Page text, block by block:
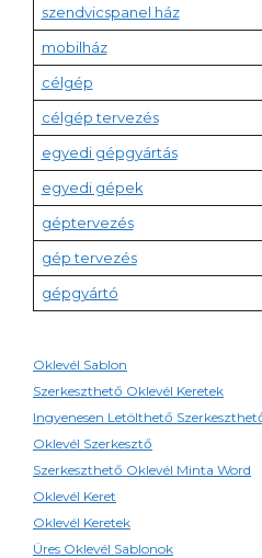
szendvicspanel ház
mobilház
célgép
célgép tervezés
egyedi gépgyártás
egyedi gépek
géptervezés
gép tervezés
gépgyártó
Oklevél Sablon
Szerkeszthető Oklevél Keretek
Ingyenesen Letölthető
Oklevél Szerkesztő
Szerkeszthető Oklevél Minta Word
Oklevél Keret
Oklevél Keretek
Üres Oklevél Sablonok